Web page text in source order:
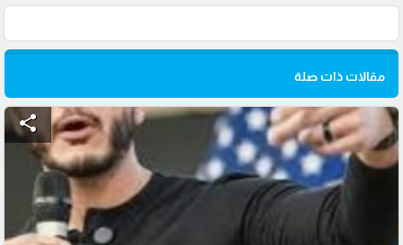
مقالات ذات صلة
share